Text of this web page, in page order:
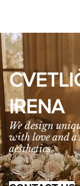
IRENA
We design
with love and a
aesthetics